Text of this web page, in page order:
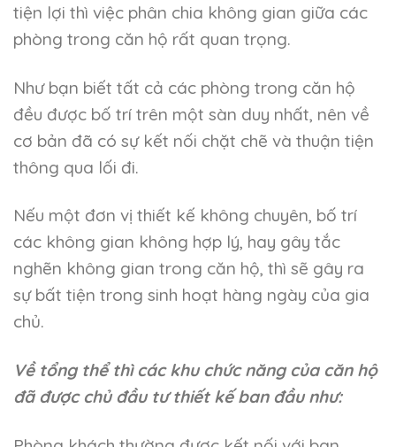
tiện lợi thì việc phân chia không gian giữa các
phòng trong căn hộ rất quan trọng.
Như bạn biết tất cả các phòng trong căn hộ
đều được bố trí trên một sàn duy nhất, nên về
cơ bản đã có sự kết nối chặt chẽ và thuận tiện
thông qua lối đi.
Nếu một đơn vị thiết kế không chuyên, bố trí
các không gian không hợp lý, hay gây tắc
nghẽn không gian trong căn hộ, thì sẽ gây ra
sự bất tiện trong sinh hoạt hàng ngày của gia
chủ.
Về tổng thể thì các khu chức năng của căn hộ
đã được chủ đầu tư thiết kế ban đầu như: